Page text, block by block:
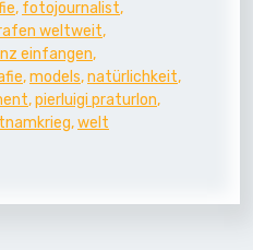
, fotojournalist,
weltweit,
einfangen,
,models,natürlichkeit,
,pierluigi praturlon,
,welt